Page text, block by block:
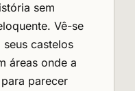
sem
Vê-se
castelos
áreas onde a
parecer